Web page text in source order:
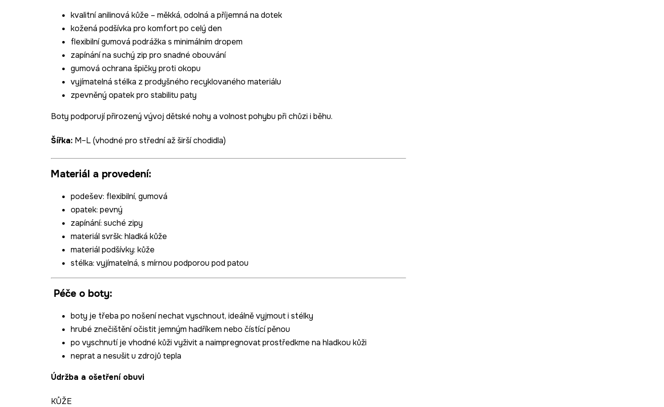
kvalitní anilinová kůže – měkká, odolná a příjemná na dotek
kožená podšívka pro komfort po celý den
flexibilní gumová podrážka s minimálním dropem
zapínání na suchý zip pro snadné obouvání
gumová ochrana špičky proti okopu
vyjímatelná stélka z prodyšného recyklovaného materiálu
zpevněný opatek pro stabilitu paty
Boty podporují přirozený vývoj dětské nohy a volnost pohybu při chůzi i běhu.
Šířka: M–L (vhodné pro střední až širší chodidla)
Materiál a provedení:
podešev: flexibilní, gumová
opatek: pevný
zapínání: suché zipy
materiál svršk: hladká kůže
materiál podšívky: kůže
stélka: vyjímatelná, s mírnou podporou pod patou
Péče o boty:
boty je třeba po nošení nechat vyschnout, ideálně vyjmout i stélky
hrubé znečištění očistit jemným hadříkem nebo čístící pěnou
po vyschnutí je vhodné kůži vyživit a naimpregnovat prostředkme na hladkou kůži
neprat a nesušit u zdrojů tepla
Údržba a ošetření obuvi
KŮŽE